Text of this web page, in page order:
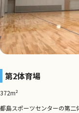
第2体育場
372m²
都島スポーツセンターの第二